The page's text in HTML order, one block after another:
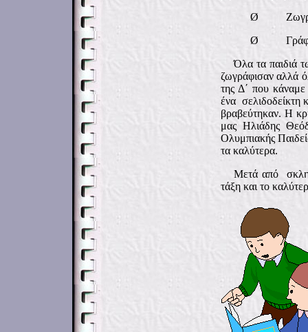
Ø
Ø
Όλα τα παιδιά
ζωγράφισαν αλλά
της Δ΄ που
ένα σελιδοδείκτη
βραβεύτηκαν. Η
μας Ηλιάδης
Ολυμπιακής
τα καλύτερα.
Μετά από
τάξη και το